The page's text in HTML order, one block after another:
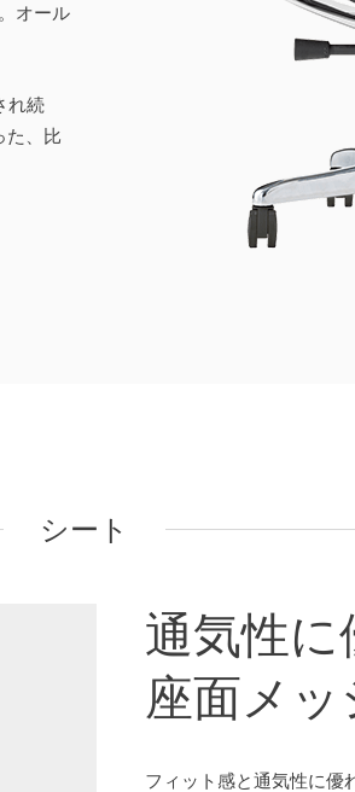
オール
れ続
た、比
シート
通気性に
座面メ
フィット感と通気性に優